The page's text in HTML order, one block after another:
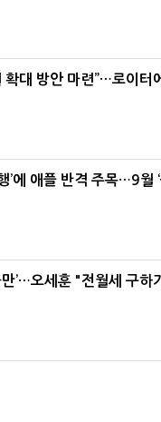
확대 방안 마련”…로이터
’에 애플 반격 주목…9월
만’…오세훈 "전월세 구하